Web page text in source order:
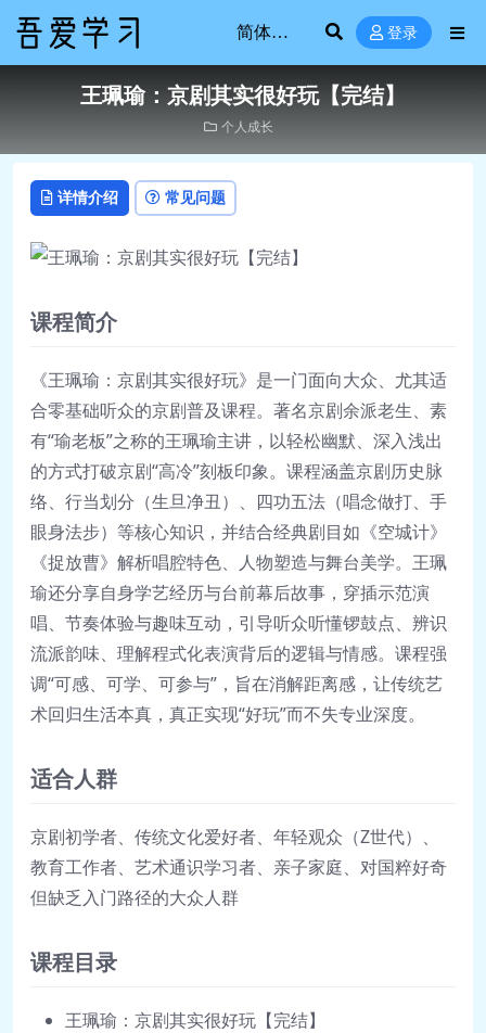
登录
王珮瑜：京剧其实很好玩【完结】
个人成长
详情介绍 常见问题
课程简介
《王珮瑜：京剧其实很好玩》是一门面向大众、尤其适
合零基础听众的京剧普及课程。著名京剧余派老生、素
有“瑜老板”之称的王珮瑜主讲，以轻松幽默、深入浅出
的方式打破京剧“高冷”刻板印象。课程涵盖京剧历史脉
络、行当划分（生旦净丑）、四功五法（唱念做打、手
眼身法步）等核心知识，并结合经典剧目如《空城计》
《捉放曹》解析唱腔特色、人物塑造与舞台美学。王珮
瑜还分享自身学艺经历与台前幕后故事，穿插示范演
唱、节奏体验与趣味互动，引导听众听懂锣鼓点、辨识
流派韵味、理解程式化表演背后的逻辑与情感。课程强
调“可感、可学、可参与”，旨在消解距离感，让传统艺
术回归生活本真，真正实现“好玩”而不失专业深度。
适合人群
京剧初学者、传统文化爱好者、年轻观众（Z世代）、
教育工作者、艺术通识学习者、亲子家庭、对国粹好奇
但缺乏入门路径的大众人群
课程目录
王珮瑜：京剧其实很好玩【完结】